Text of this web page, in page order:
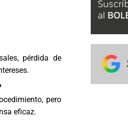
pérdida de
pero
eficaz.